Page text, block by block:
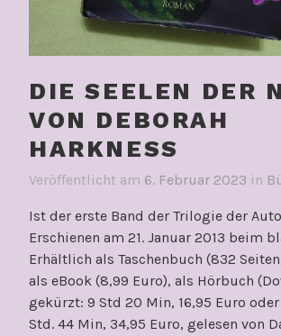
DIE SEELEN DER
VON DEBORAH
HARKNESS
Veröffentlicht am 6. Februar 2023 in
Ist der erste Band der Trilogie der
Erschienen am 21. Januar 2013 beim
Erhältlich als Taschenbuch (832
als eBook (8,99 Euro), als Hörbuch
gekürzt: 9 Std 20 Min, 16,95 Euro
Std. 44 Min, 34,95 Euro, gelesen von